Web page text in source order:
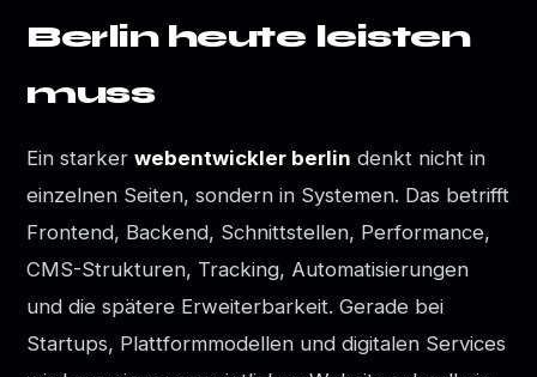
Berlin heute leisten
muss
Ein starkerwebentwickler berlin denkt nicht in
einzelnen Seiten, sondern in Systemen. Das betrifft
Frontend, Backend, Schnittstellen, Performance,
CMS-Strukturen, Tracking, Automatisierungen
und die spätere Erweiterbarkeit. Gerade bei
Startups, Plattformmodellen und digitalen Services